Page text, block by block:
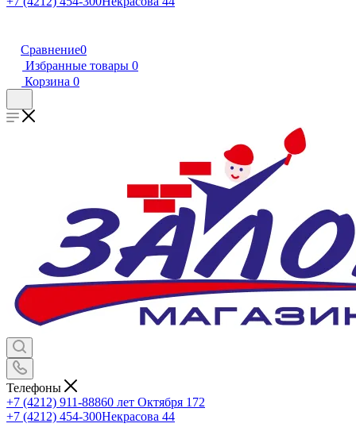
Сравнение0
Избранные товары 0
Корзина 0
Телефоны
+7 (4212) 911-88860 лет Октября 172
+7 (4212) 454-300Некрасова 44